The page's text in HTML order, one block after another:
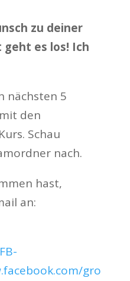
zu deiner
geht es los! Ich
nächsten 5
den
Schau
nach.
hast,
an:
gro